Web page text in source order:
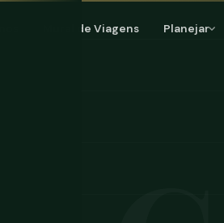
Mural de Viagens Planejar